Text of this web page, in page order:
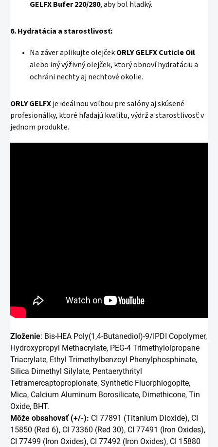
GELFX Bufer 220/280, aby bol hladký.
6. Hydratácia a starostlivosť:
Na záver aplikujte olejčekORLY GELFX Cuticle Oil
alebo iný výživný olejček, ktorý obnoví hydratáciu a
ochráni nechty aj nechtové okolie.
ORLY GELFXje ideálnou voľbou pre salóny aj skúsené
profesionálky, ktoré hľadajú kvalitu, výdrž a starostlivosť v
jednom produkte.
Zloženie: Bis-HEA Poly(1,4-Butanediol)-9/IPDI Copolymer,
Hydroxypropyl Methacrylate, PEG-4 Trimethylolpropane
Triacrylate, Ethyl Trimethylbenzoyl Phenylphosphinate,
Silica Dimethyl Silylate, Pentaerythrityl
Tetramercaptopropionate, Synthetic Fluorphlogopite,
Mica, Calcium Aluminum Borosilicate, Dimethicone, Tin
Oxide, BHT.
Môže obsahovať (+/-): CI 77891 (Titanium Dioxide), CI
15850 (Red 6), CI 73360 (Red 30), CI 77491 (Iron Oxides),
CI 77499 (Iron Oxides), CI 77492 (Iron Oxides), CI 15880